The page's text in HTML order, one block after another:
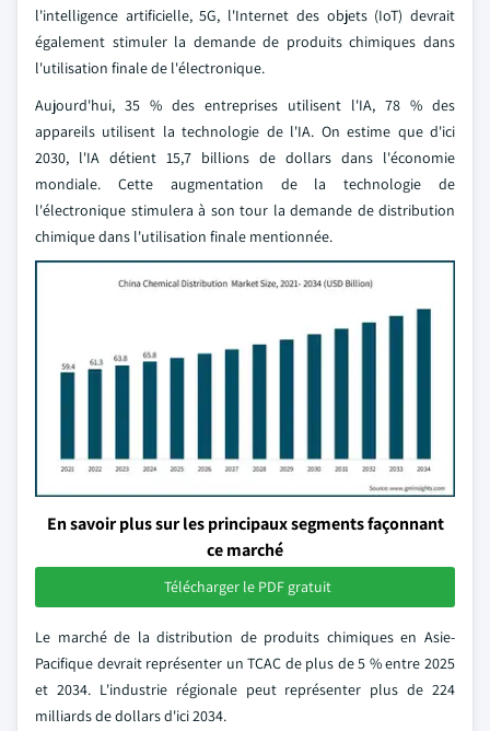
l'intelligence artificielle, 5G, l'Internet des objets (IoT) devrait
également stimuler la demande de produits chimiques dans
l'utilisation finale de l'électronique.
Aujourd'hui, 35 % des entreprises utilisent l'IA, 78 % des
appareils utilisent la technologie de l'IA. On estime que d'ici
2030, l'IA détient 15,7 billions de dollars dans l'économie
mondiale. Cette augmentation de la technologie de
l'électronique stimulera à son tour la demande de distribution
chimique dans l'utilisation finale mentionnée.
En savoir plus sur les principaux segments façonnant
ce marché
Télécharger le PDF gratuit
Le marché de la distribution de produits chimiques en Asie-
Pacifique devrait représenter un TCAC de plus de 5 % entre 2025
et 2034. L'industrie régionale peut représenter plus de 224
milliards de dollars d'ici 2034.